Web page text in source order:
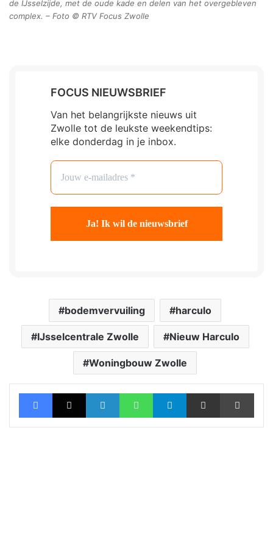
de IJsselzijde, met de oude kade en delen van het overgebleven
complex. – Foto © RTV Focus Zwolle
FOCUS NIEUWSBRIEF
Van het belangrijkste nieuws uit
Zwolle tot de leukste weekendtips:
elke donderdag in je inbox.
bodemvervuiling harculo
IJsselcentrale Zwolle Nieuw Harculo
Woningbouw Zwolle
Facebook X LinkedIn WhatsApp Telegram Deel via Email